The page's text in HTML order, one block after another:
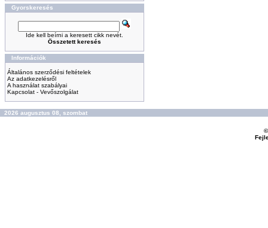
Gyorskeresés
Ide kell beírni a keresett cikk nevét.
Összetett keresés
Információk
Általános szerződési feltételek
Az adatkezelésről
A használat szabályai
Kapcsolat - Vevőszolgálat
2026 augusztus 08, szombat